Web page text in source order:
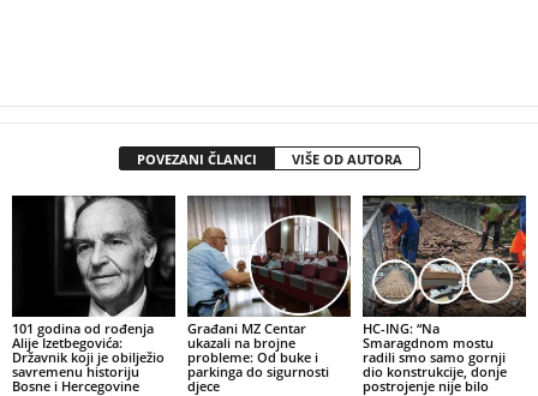
POVEZANI ČLANCI VIŠE OD AUTORA
101 godina od rođenja
Alije Izetbegovića:
Državnik koji je obilježio
savremenu historiju
Bosne i Hercegovine
Građani MZ Centar
ukazali na brojne
probleme: Od buke i
parkinga do sigurnosti
djece
HC-ING: “Na
Smaragdnom mostu
radili smo samo gornji
dio konstrukcije, donje
postrojenje nije bilo